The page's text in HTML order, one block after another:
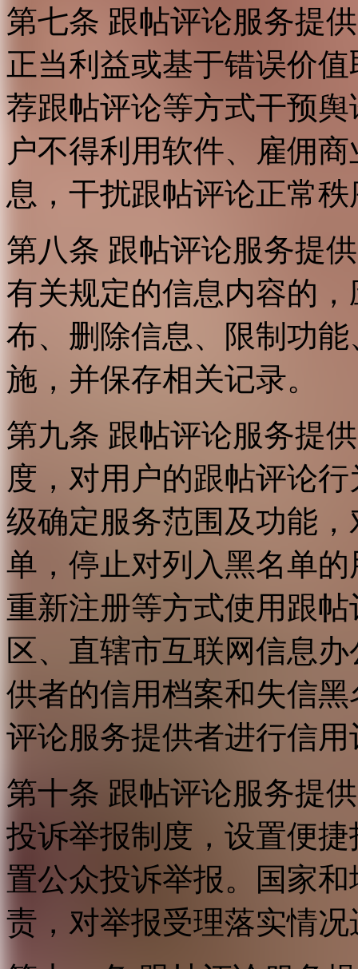
第七条 跟帖评论服务提
正当利益或基于错误价
荐跟帖评论等方式干预
户不得利用软件、雇佣
息，干扰跟帖评论正常
第八条 跟帖评论服务提
有关规定的信息内容的
布、删除信息、限制功
施，并保存相关记录。
第九条 跟帖评论服务提
度，对用户的跟帖评论
级确定服务范围及功能
单，停止对列入黑名单
重新注册等方式使用跟
区、直辖市互联网信息
供者的信用档案和失信
评论服务提供者进行信用
第十条 跟帖评论服务提
投诉举报制度，设置便
置公众投诉举报。国家
责，对举报受理落实情